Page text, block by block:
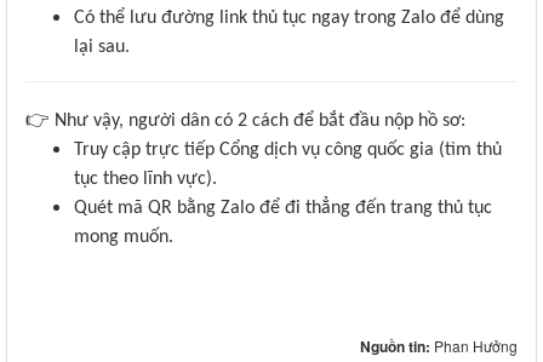
Có thể lưu đường link thủ tục ngay trong Zalo để dùng
lại sau.
👉 Như vậy, người dân có 2 cách để bắt đầu nộp hồ sơ:
Truy cập trực tiếp Cổng dịch vụ công quốc gia (tìm thủ
tục theo lĩnh vực).
Quét mã QR bằng Zalo để đi thẳng đến trang thủ tục
mong muốn.
Nguồn tin: Phan Hưởng